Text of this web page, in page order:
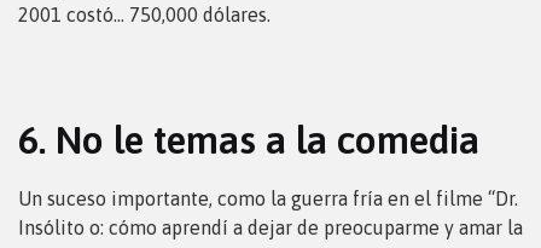
2001 costó… 750,000 dólares.
6. No le temas a la comedia
Un suceso importante, como la guerra fría en el filme “Dr.
Insólito o: cómo aprendí a dejar de preocuparme y amar la